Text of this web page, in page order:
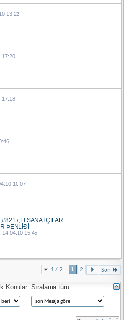
13:22
17:20
17:18
10:07
SANATÇILAR
ÞENLİÐİ
, 14.04.10 15:45
1 / 2 : 1 2 Son
Konular: Sıralama türü: